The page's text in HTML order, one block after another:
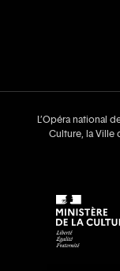
L’Opéra national
Culture, la Ville